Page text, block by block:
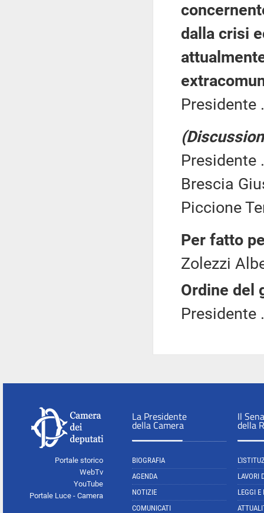
dalla crisi
Presidente
Presidente
Brescia
Piccione
Per fatto
Zolezzi
Ordine del
Presidente
Portale storico
WebTv
YouTube
Portale Luce - Camera
La Presidente
della Camera
BIOGRAFIA
AGENDA
NOTIZIE
COMUNICATI
Il
della
LAVORI
LEGGI E